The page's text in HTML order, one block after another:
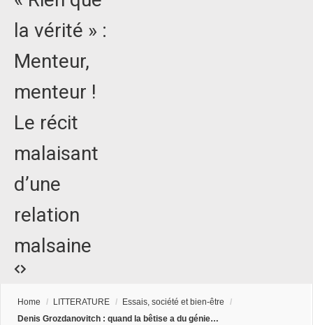
la vérité » :
Menteur,
menteur !
Le récit
malaisant
d’une
relation
malsaine
Home / LITTERATURE / Essais, société et bien-être
/
Denis Grozdanovitch : quand la bêtise a du génie…